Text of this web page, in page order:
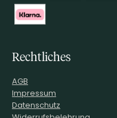
Rechtliches
AGB
Impressum
Datenschutz